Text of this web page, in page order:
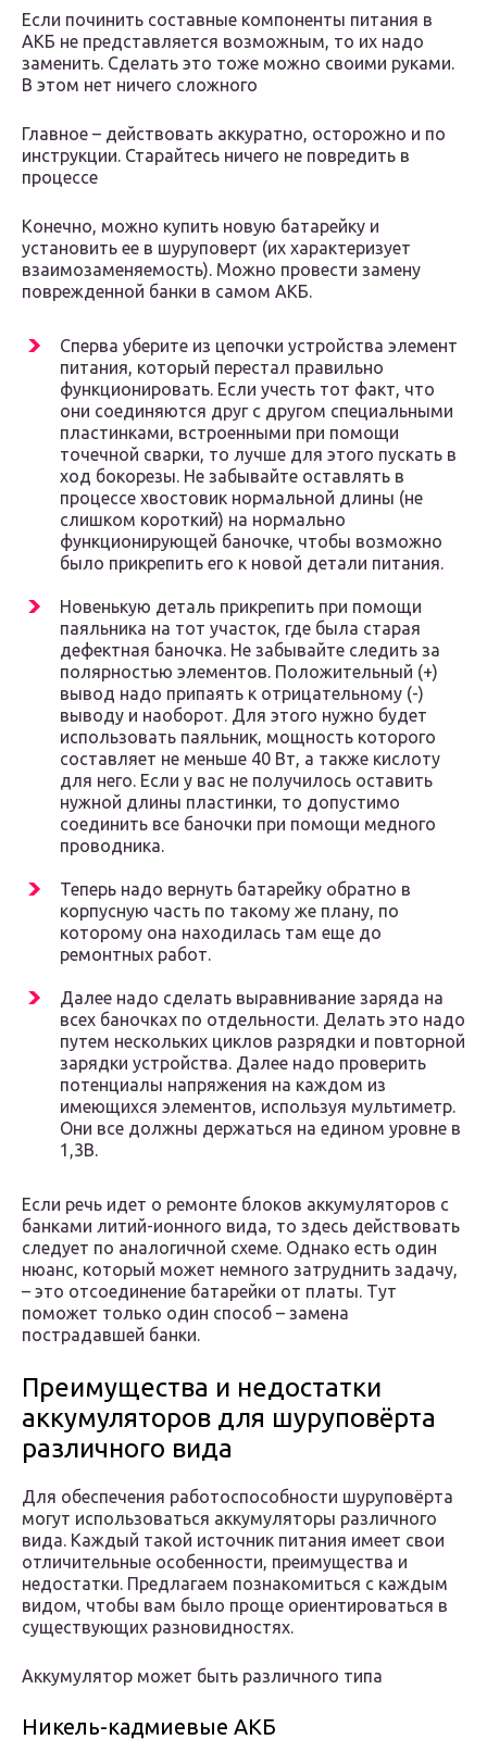
Если починить составные компоненты питания в
АКБ не представляется возможным, то их надо
заменить. Сделать это тоже можно своими руками.
В этом нет ничего сложного
Главное – действовать аккуратно, осторожно и по
инструкции. Старайтесь ничего не повредить в
процессе
Конечно, можно купить новую батарейку и
установить ее в шуруповерт (их характеризует
взаимозаменяемость). Можно провести замену
поврежденной банки в самом АКБ.
Сперва уберите из цепочки устройства элемент
питания, который перестал правильно
функционировать. Если учесть тот факт, что
они соединяются друг с другом специальными
пластинками, встроенными при помощи
точечной сварки, то лучше для этого пускать в
ход бокорезы. Не забывайте оставлять в
процессе хвостовик нормальной длины (не
слишком короткий) на нормально
функционирующей баночке, чтобы возможно
было прикрепить его к новой детали питания.
Новенькую деталь прикрепить при помощи
паяльника на тот участок, где была старая
дефектная баночка. Не забывайте следить за
полярностью элементов. Положительный (+)
вывод надо припаять к отрицательному (-)
выводу и наоборот. Для этого нужно будет
использовать паяльник, мощность которого
составляет не меньше 40 Вт, а также кислоту
для него. Если у вас не получилось оставить
нужной длины пластинки, то допустимо
соединить все баночки при помощи медного
проводника.
Теперь надо вернуть батарейку обратно в
корпусную часть по такому же плану, по
которому она находилась там еще до
ремонтных работ.
Далее надо сделать выравнивание заряда на
всех баночках по отдельности. Делать это надо
путем нескольких циклов разрядки и повторной
зарядки устройства. Далее надо проверить
потенциалы напряжения на каждом из
имеющихся элементов, используя мультиметр.
Они все должны держаться на едином уровне в
1,3В.
Если речь идет о ремонте блоков аккумуляторов с
банками литий-ионного вида, то здесь действовать
следует по аналогичной схеме. Однако есть один
нюанс, который может немного затруднить задачу,
– это отсоединение батарейки от платы. Тут
поможет только один способ – замена
пострадавшей банки.
Преимущества и недостатки
аккумуляторов для шуруповёрта
различного вида
Для обеспечения работоспособности шуруповёрта
могут использоваться аккумуляторы различного
вида. Каждый такой источник питания имеет свои
отличительные особенности, преимущества и
недостатки. Предлагаем познакомиться с каждым
видом, чтобы вам было проще ориентироваться в
существующих разновидностях.
Аккумулятор может быть различного типа
Никель-кадмиевые АКБ